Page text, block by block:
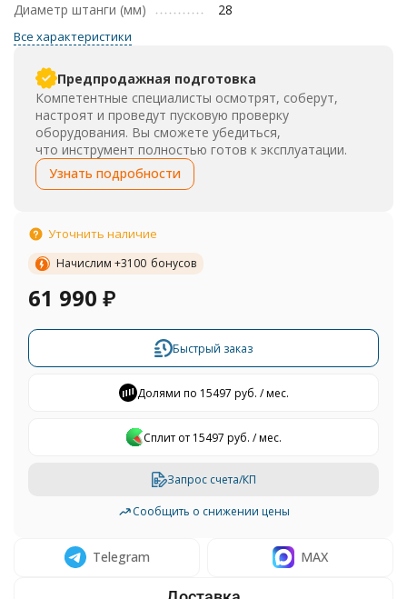
Диаметр штанги (мм)
28
Все характеристики
Предпродажная подготовка
Компетентные специалисты осмотрят, соберут,
настроят и проведут пусковую проверку
оборудования. Вы сможете убедиться,
что инструмент полностью готов к эксплуатации.
Узнать подробности
Уточнить наличие
Начислим +3100 бонусов
61 990 ₽
Быстрый заказ
Долями по 15497 руб. / мес.
Сплит от 15497 руб. / мес.
Запрос счета/КП
Сообщить о снижении цены
Telegram MAX